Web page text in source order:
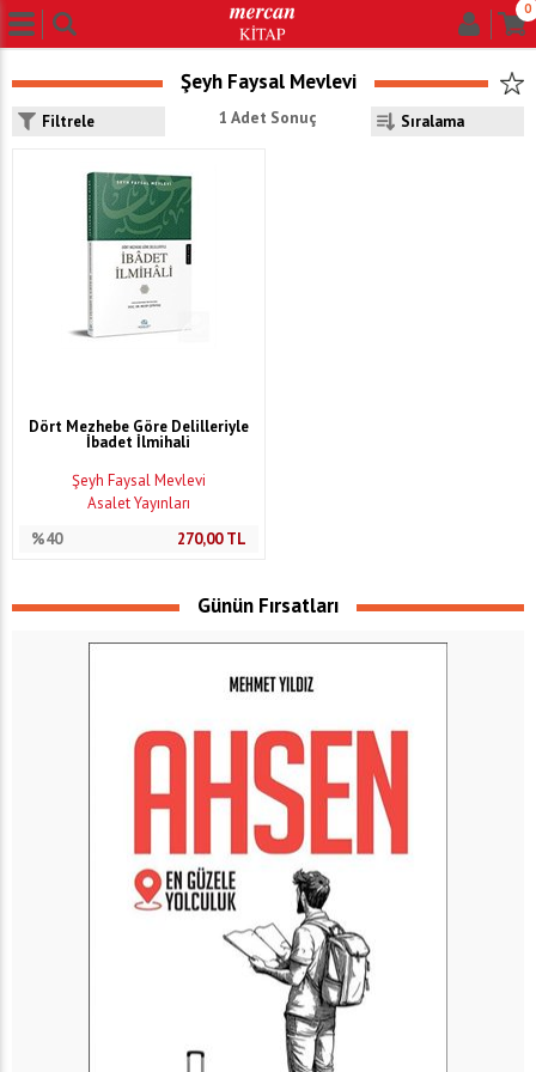
0
Şeyh Faysal Mevlevi
Filtrele 1 Adet Sonuç
Dört Mezhebe Göre Delilleriyle
İbadet İlmihali
Şeyh Faysal Mevlevi
Asalet Yayınları
%40
270,00TL
Günün Fırsatları